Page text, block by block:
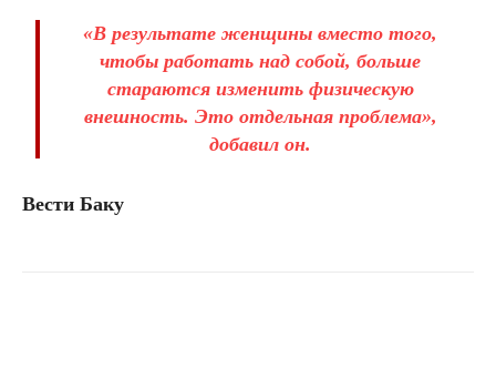
«В результате женщины вместо того,
чтобы работать над собой, больше
стараются изменить физическую
внешность. Это отдельная проблема»,
добавил он.
Вести Баку